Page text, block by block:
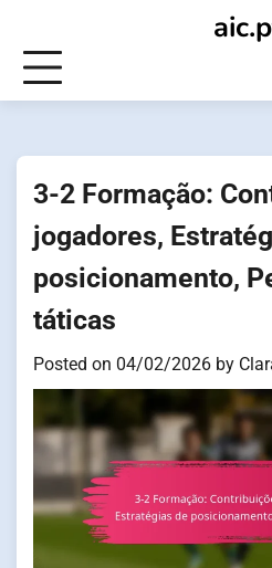
content
3-2 Formação:
jogadores,
posicionamento,
táticas
Posted on 04/02/2026 by